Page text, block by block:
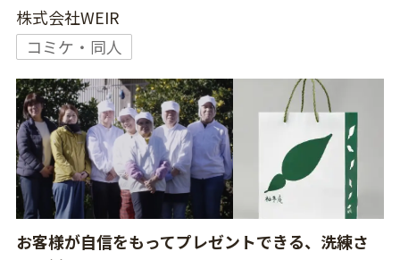
株式会社WEIR
コミケ・同人
お客様が自信をもってプレゼントできる、洗練さ